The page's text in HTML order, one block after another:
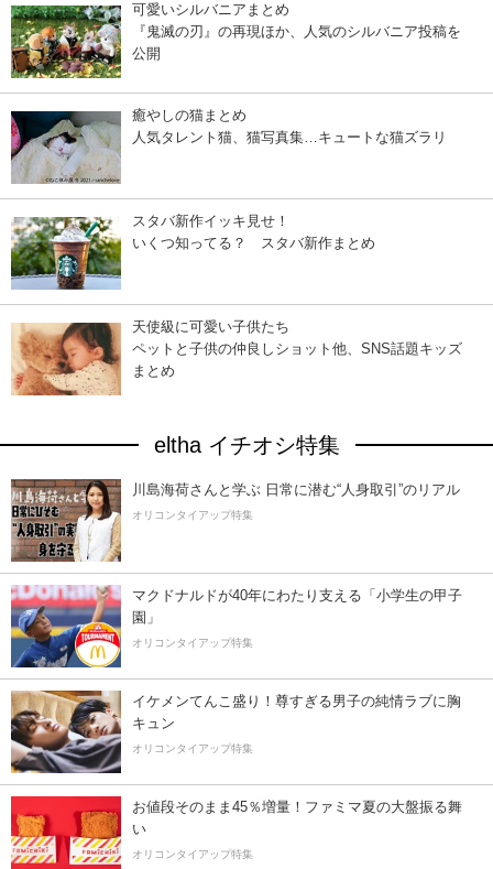
可愛いシルバニアまとめ
『鬼滅の刃』の再現ほか、人気のシルバニア投稿を
公開
癒やしの猫まとめ
人気タレント猫、猫写真集…キュートな猫ズラリ
スタバ新作イッキ見せ！
いくつ知ってる？ スタバ新作まとめ
天使級に可愛い子供たち
ペットと子供の仲良しショット他、SNS話題キッズ
まとめ
eltha イチオシ特集
川島海荷さんと学ぶ 日常に潜む“人身取引”のリアル
オリコンタイアップ特集
マクドナルドが40年にわたり支える「小学生の甲子
園」
オリコンタイアップ特集
イケメンてんこ盛り！尊すぎる男子の純情ラブに胸
キュン
オリコンタイアップ特集
お値段そのまま45％増量！ファミマ夏の大盤振る舞
い
オリコンタイアップ特集